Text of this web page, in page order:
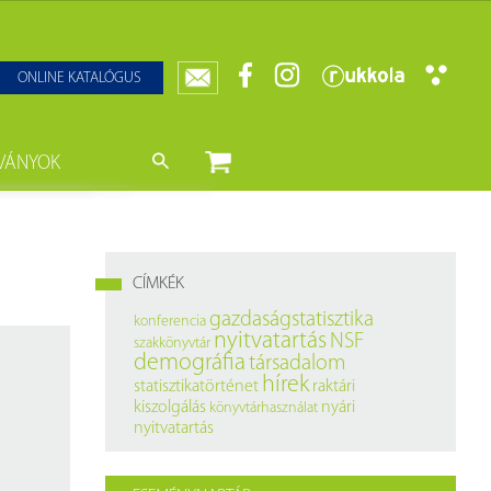
ONLINE KATALÓGUS
CÍMKÉK
konferencia gazdaságstatisztika
szakkönyvtár nyitvatartás NSF
demográfia társadalom
statisztikatörténet hírek raktári
kiszolgálás könyvtárhasználat nyári
nyitvatartás